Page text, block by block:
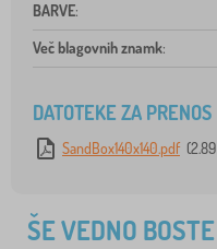
BARVE:
Več blagovnih znamk:
DATOTEKE ZA PRENOS
SandBox140x140.pdf
ŠE VEDNO